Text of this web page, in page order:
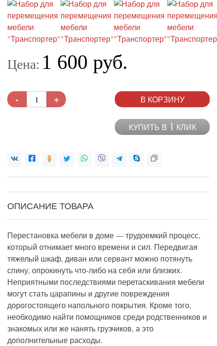
Цена: 1 600 руб.
- + В КОРЗИНУ
КУПИТЬ В 1 КЛИК
ОПИСАНИЕ ТОВАРА
Перестановка мебели в доме — трудоемкий процесс,
который отнимает много времени и сил. Передвигая
тяжелый шкаф, диван или сервант можно потянуть
спину, опрокинуть что-либо на себя или близких.
Неприятными последствиями перетаскивания мебели
могут стать царапины и другие повреждения
дорогостоящего напольного покрытия. Кроме того,
необходимо найти помощников среди родственников и
знакомых или же нанять грузчиков, а это
дополнительные расходы.